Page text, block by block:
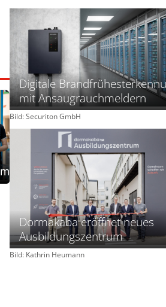
Digitale
mit Ansaugrauchmeldern
Bild: Securiton GmbH
Dormakaba eröffnet neues
Ausbildungszentrum
Bild: Kathrin Heumann